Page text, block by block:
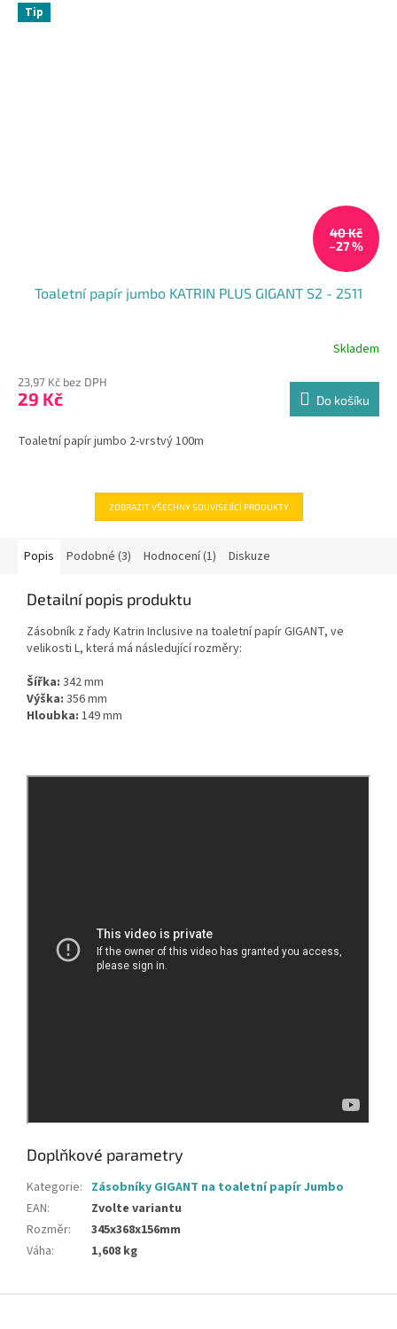
5Tip
40 Kč
–27 %
Toaletní papír jumbo KATRIN PLUS GIGANT S2 - 2511
Skladem
23,97 Kč bez DPH
29 Kč Do košíku
Toaletní papír jumbo 2-vrstvý 100m
ZOBRAZIT VŠECHNY SOUVISEJÍCÍ PRODUKTY
Popis Podobné (3) Hodnocení (1) Diskuze
Detailní popis produktu
Zásobník z řady Katrin Inclusive na toaletní papír GIGANT, ve
velikosti L, která má následující rozměry:
Šířka: 342 mm
Výška: 356 mm
Hloubka: 149 mm
Doplňkové parametry
Kategorie: Zásobníky GIGANT na toaletní papír Jumbo
EAN:
Zvolte variantu
Rozměr:
345x368x156mm
Váha: 1,608 kg